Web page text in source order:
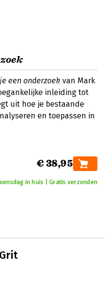
een onderzoek van Mark
inleiding tot
uit hoe je bestaande
en toepassen in
€ 38,95
in huis | Gratis verzonden